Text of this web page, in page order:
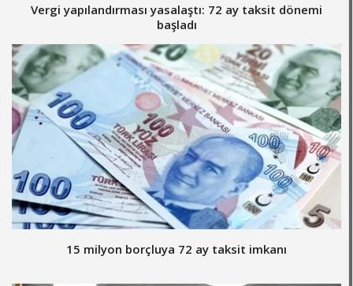
Vergi yapılandırması yasalaştı: 72 ay taksit dönemi
başladı
15 milyon borçluya 72 ay taksit imkanı